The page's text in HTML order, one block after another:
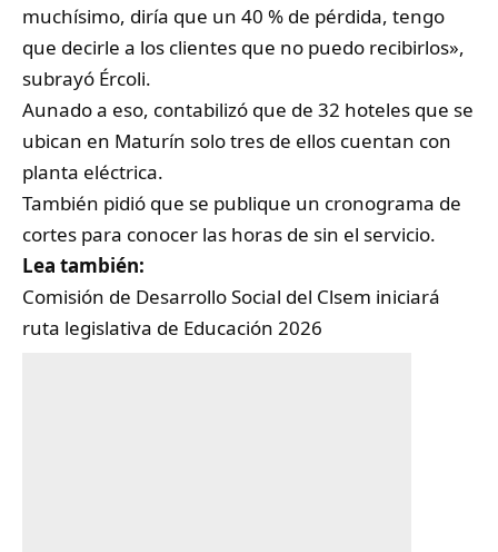
muchísimo, diría que un 40 % de pérdida, tengo
que decirle a los clientes que no puedo recibirlos»,
subrayó Ércoli.
Aunado a eso, contabilizó que de 32 hoteles que se
ubican en Maturín solo tres de ellos cuentan con
planta eléctrica.
También pidió que se publique un cronograma de
cortes para conocer las horas de sin el servicio.
Lea también:
Comisión de Desarrollo Social del Clsem iniciará
ruta legislativa de Educación 2026